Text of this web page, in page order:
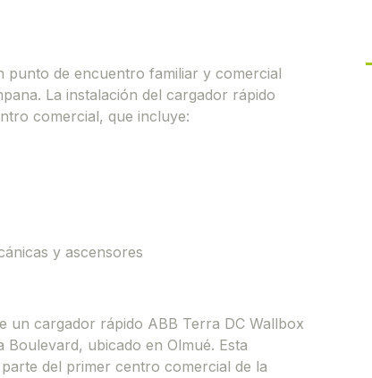
punto de encuentro familiar y comercial
La instalación del cargador rápido
comercial, que incluye:
y ascensores
un cargador rápido ABB Terra DC Wallbox
ubicado en Olmué. Esta
del primer centro comercial de la